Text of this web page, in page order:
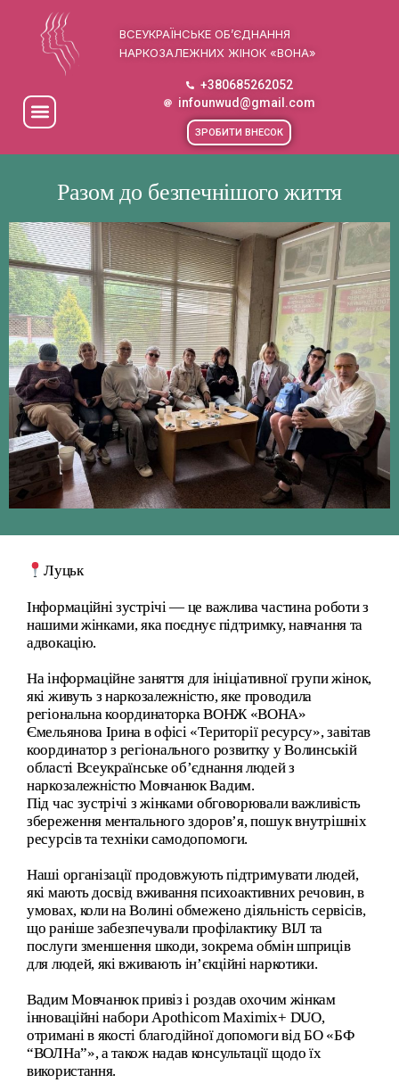
ВСЕУКРАЇНСЬКЕ ОБ’ЄДНАННЯ
НАРКОЗАЛЕЖНИХ ЖІНОК «ВОНА»
+380685262052
infounwud@gmail.com
ЗРОБИТИ ВНЕСОК
Разом до безпечнішого життя
Луцьк
Інформаційні зустрічі — це важлива частина роботи з
нашими жінками, яка поєднує підтримку, навчання та
адвокацію.
На інформаційне заняття для ініціативної групи жінок,
які живуть з наркозалежністю, яке проводила
регіональна координаторка ВОНЖ «ВОНА»
Ємельянова Ірина в офісі «Території ресурсу», завітав
координатор з регіонального розвитку у Волинській
області Всеукраїнське об’єднання людей з
наркозалежністю Мовчанюк Вадим.
Під час зустрічі з жінками обговорювали важливість
збереження ментального здоров’я, пошук внутрішніх
ресурсів та техніки самодопомоги.
Наші організації продовжують підтримувати людей,
які мають досвід вживання психоактивних речовин, в
умовах, коли на Волині обмежено діяльність сервісів,
що раніше забезпечували профілактику ВІЛ та
послуги зменшення шкоди, зокрема обмін шприців
для людей, які вживають ін’єкційні наркотики.
Вадим Мовчанюк привіз і роздав охочим жінкам
інноваційні набори Apothicom Maximix+ DUO,
отримані в якості благодійної допомоги від БО «БФ
“ВОЛНа”», а також надав консультації щодо їх
використання.